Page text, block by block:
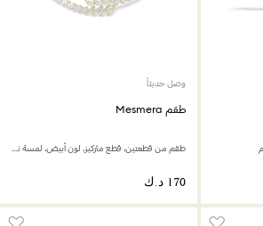
وصل حديثاً
طقم Mesmera
طقم من قطعتين، قطع ماركيز، لون أبيض، لمسة نهائية من الذهب عيار 18 قيراط